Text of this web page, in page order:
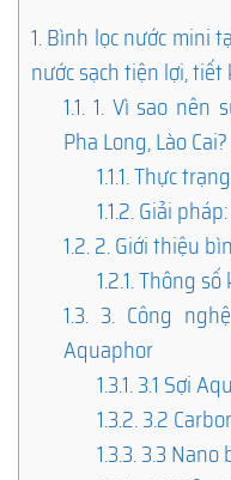
1.Bình lọc nước mini
nước sạch tiện lợi,
1.1. 1. Vì sao nên
Pha Long, Lào Cai?
1.1.1.Thực
1.1.2.Giải
1.2.2. Giới thiệu
1.2.1.Thông số
1.3. 3. Công
Aquaphor
1.3.1.3.1 Sợi
1.3.2.3.2
1.3.3.3.3 Nano